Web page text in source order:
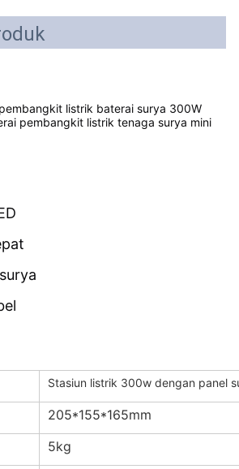
listrik baterai surya 300W
pembangkit listrik tenaga surya mini
Stasiun listrik 300w dengan panel
205*155*165mm
5kg